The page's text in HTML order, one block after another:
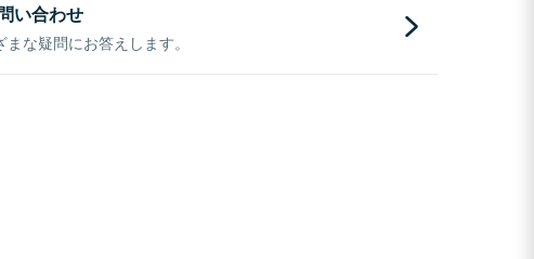
い合わせ
な疑問にお答えします。